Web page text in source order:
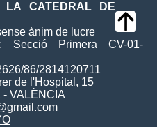
LA CATEDRAL DE
ànim de lucre
Secció Primera CV-01-
86/2814120711
de l'Hospital, 15
- VALÈNCIA